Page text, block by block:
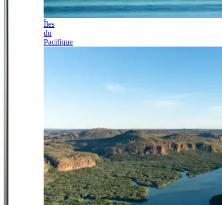
Îles
du
Pacifique